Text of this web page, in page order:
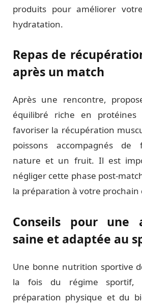
produits pour améliorer
hydratation.
Repas de
après un match
Après une rencontre,
équilibré riche en
favoriser la récupération
poissons accompagnés de
nature et un fruit. Il est
négliger cette phase post-
la préparation à votre
Conseils pour une
saine et adaptée au
Une bonne nutrition sportive
la fois du régime sportif,
préparation physique et du